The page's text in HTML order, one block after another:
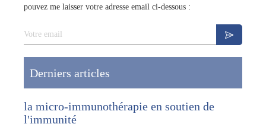
pouvez me laisser votre adresse email ci-dessous :
Votre email
Derniers articles
la micro-immunothérapie en soutien de
l'immunité